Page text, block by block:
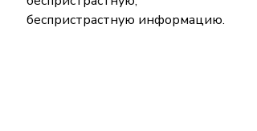
беспристрастную информацию.